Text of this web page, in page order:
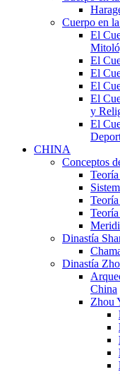
Cuerpo en
El
El
El
El
El
y
El
CHINA
Conceptos
Dinastía
Dinastía
China
Zhou